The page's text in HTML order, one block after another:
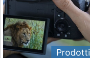
Prodotti